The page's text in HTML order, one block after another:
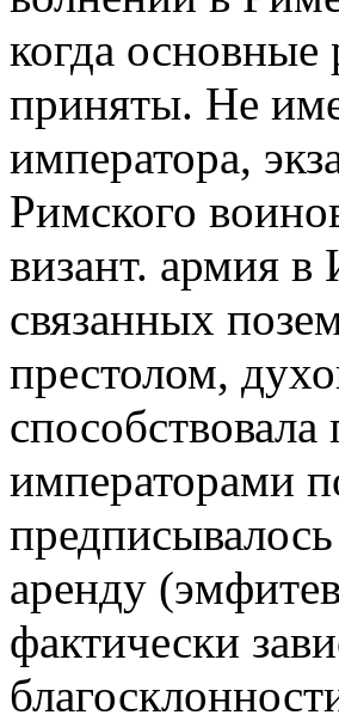
когда
приняты. Не
императора,
Римского
визант. армия в
связанных
престолом,
императорами
аренду
фактически